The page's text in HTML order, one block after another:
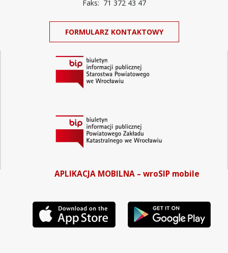
Faks: 71 372 43 47
FORMULARZ KONTAKTOWY
APLIKACJA MOBILNA – wroSIP mobile